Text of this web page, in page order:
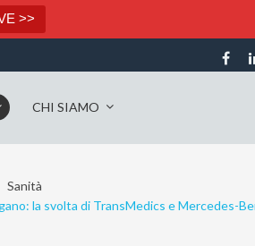
>>
CHI SIAMO
Sanità
la svolta di TransMedics e Mercedes-